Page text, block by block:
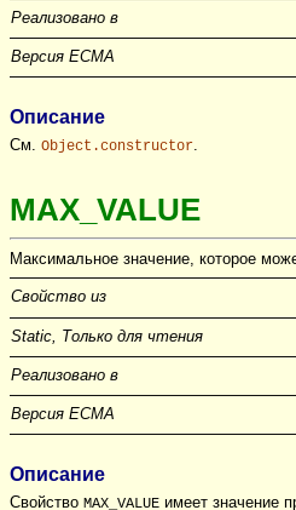
Реализовано в
Версия ECMA
Описание
См. Object.constructor.
MAX_VALUE
Максимальное значение, которое
Свойство из
Static, Только для чтения
Реализовано в
Версия ECMA
Описание
Свойство MAX_VALUE имеет значение